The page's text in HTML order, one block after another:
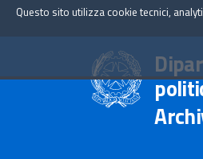
Questo sito utilizza cookie tecnici,